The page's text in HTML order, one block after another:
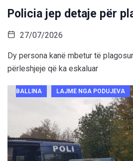
Policia jep detaje për
27/07/2026
Dy persona kanë mbetur të
përleshjeje që ka eskaluar
BALLINA LAJME NGA PODUJEVA